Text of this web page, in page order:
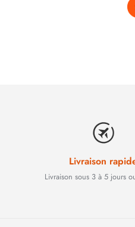
Livraison
Livraison sous 3 à 5 jours